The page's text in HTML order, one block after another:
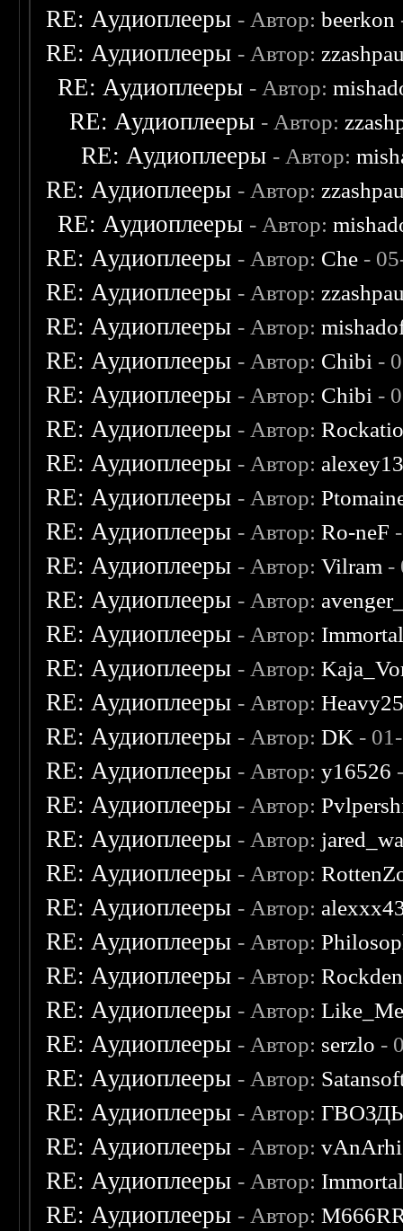
RE: Аудиоплееры - Автор:beerkon
RE: Аудиоплееры - Автор:
RE: Аудиоплееры - Автор:
RE: Аудиоплееры - Автор:
RE: Аудиоплееры - Автор:
RE: Аудиоплееры - Автор:
RE: Аудиоплееры - Автор:
RE: Аудиоплееры - Автор: Che -
RE: Аудиоплееры - Автор:
RE: Аудиоплееры - Автор:
RE: Аудиоплееры - Автор: Chibi -
RE: Аудиоплееры - Автор: Chibi -
RE: Аудиоплееры - Автор:
RE: Аудиоплееры - Автор:
RE: Аудиоплееры - Автор:
RE: Аудиоплееры - Автор:Ro-neF
RE: Аудиоплееры - Автор:Vilram -
RE: Аудиоплееры - Автор:
RE: Аудиоплееры - Автор:
RE: Аудиоплееры - Автор:
RE: Аудиоплееры - Автор:
RE: Аудиоплееры - Автор:DK -
RE: Аудиоплееры - Автор:y16526
RE: Аудиоплееры - Автор:
RE: Аудиоплееры - Автор:
RE: Аудиоплееры - Автор:
RE: Аудиоплееры - Автор:
RE: Аудиоплееры - Автор:
RE: Аудиоплееры - Автор:Rockden
RE: Аудиоплееры - Автор:
RE: Аудиоплееры - Автор: serzlo -
RE: Аудиоплееры - Автор:
RE: Аудиоплееры - Автор:ГВОЗДЬ
RE: Аудиоплееры - Автор:
RE: Аудиоплееры - Автор:
RE: Аудиоплееры - Автор: